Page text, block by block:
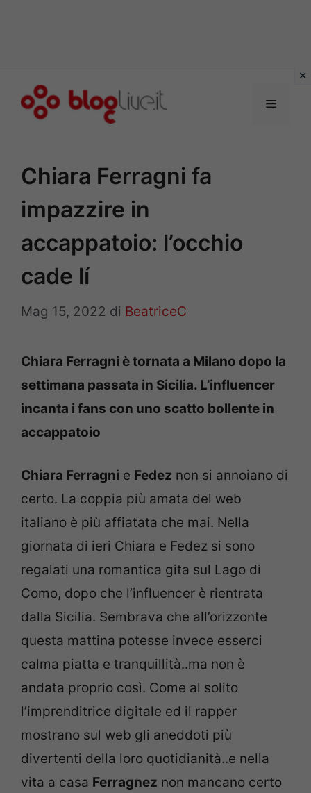
Menu
Chiara Ferragni fa
impazzire in
accappatoio: l’occhio
cade lí
Mag 15, 2022 di BeatriceC
Chiara Ferragni è tornata a Milano dopo la
settimana passata in Sicilia. L’influencer
incanta i fans con uno scatto bollente in
accappatoio
Chiara Ferragni e Fedez non si annoiano di
certo. La coppia più amata del web
italiano è più affiatata che mai. Nella
giornata di ieri Chiara e Fedez si sono
regalati una romantica gita sul Lago di
Como, dopo che l’influencer è rientrata
dalla Sicilia. Sembrava che all’orizzonte
questa mattina potesse invece esserci
calma piatta e tranquillità..ma non è
andata proprio così. Come al solito
l’imprenditrice digitale ed il rapper
mostrano sul web gli aneddoti più
divertenti della loro quotidianità..e nella
vita a casa Ferragnez non mancano certo